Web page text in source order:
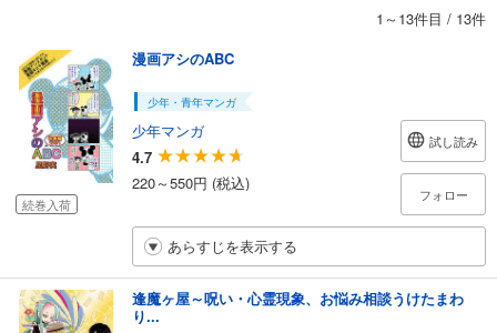
1～13件目 / 13件
続巻入荷
漫画アシのABC
少年・青年マンガ
少年マンガ
4.7
220～550円 (税込)
試し読み
フォロー
あらすじを表示する
逢魔ヶ屋～呪い・心霊現象、お悩み相談うけたまわ
り...